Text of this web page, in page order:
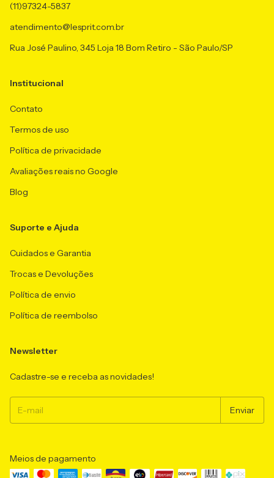
(11)97324-5837
atendimento@lesprit.com.br
Rua José Paulino, 345 Loja 18 Bom Retiro - São Paulo/SP
Institucional
Contato
Termos de uso
Política de privacidade
Avaliações reais no Google
Blog
Suporte e Ajuda
Cuidados e Garantia
Trocas e Devoluções
Política de envio
Política de reembolso
Newsletter
Cadastre-se e receba as novidades!
Meios de pagamento